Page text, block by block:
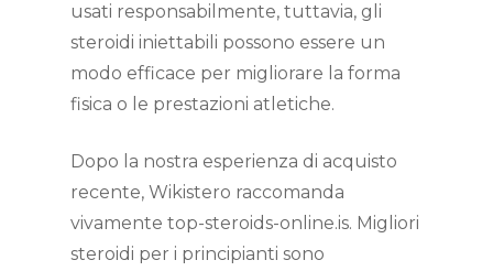
usati responsabilmente, tuttavia, gli
steroidi iniettabili possono essere un
modo efficace per migliorare la forma
fisica o le prestazioni atletiche.
Dopo la nostra esperienza di acquisto
recente, Wikistero raccomanda
vivamente top-steroids-online.is. Migliori
steroidi per i principianti sono